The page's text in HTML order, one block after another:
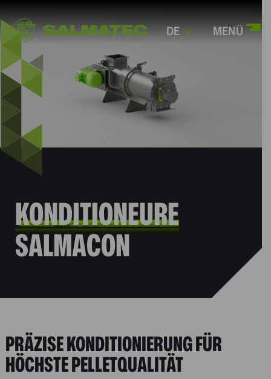
DE MENÜ
KONDITIONEURE
SALMACON
PRÄZISE KONDITIONIERUNG FÜR
HÖCHSTE PELLETQUALITÄT